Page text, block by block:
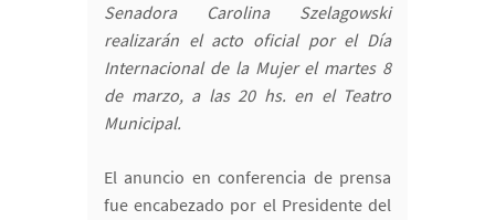
Senadora Carolina Szelagowski
realizarán el acto oficial por el Día
Internacional de la Mujer el martes 8
de marzo, a las 20 hs. en el Teatro
Municipal.
El anuncio en conferencia de prensa
fue encabezado por el Presidente del